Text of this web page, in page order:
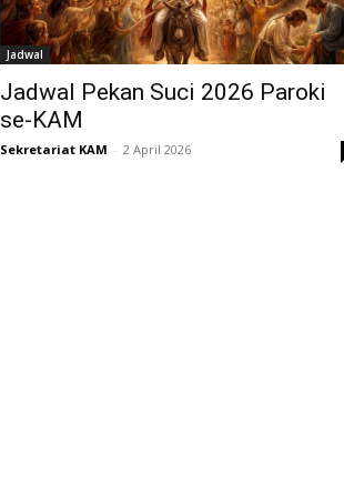
Jadwal
Jadwal Pekan Suci 2026 Paroki
se-KAM
Sekretariat KAM - 2 April 2026